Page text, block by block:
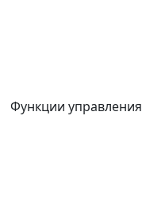
Функции управления